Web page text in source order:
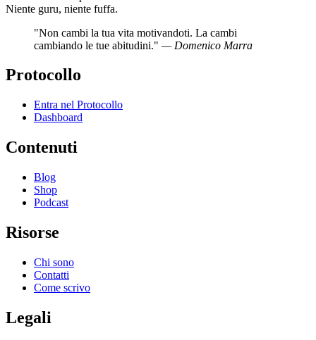
Niente guru, niente fuffa.
"Non cambi la tua vita motivandoti. La cambi
cambiando le tue abitudini." — Domenico Marra
Protocollo
Entra nel Protocollo
Dashboard
Contenuti
Blog
Shop
Podcast
Risorse
Chi sono
Contatti
Come scrivo
Legali